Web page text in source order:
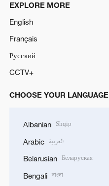
EXPLORE MORE
English
Français
Русский
CCTV+
CHOOSE YOUR LANGUAGE
Albanian Shqip
Arabic العربية
Belarusian Беларуская
Bengali বাংলা